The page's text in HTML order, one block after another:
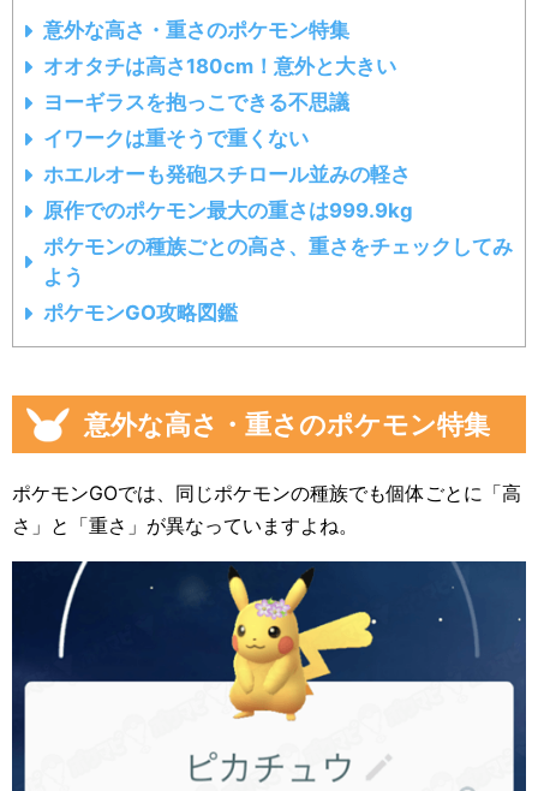
意外な高さ・重さのポケモン特集
オオタチは高さ180cm！意外と大きい
ヨーギラスを抱っこできる不思議
イワークは重そうで重くない
ホエルオーも発砲スチロール並みの軽さ
原作でのポケモン最大の重さは999.9kg
ポケモンの種族ごとの高さ、重さをチェックしてみ
よう
ポケモンGO攻略図鑑
意外な高さ・重さのポケモン特集
ポケモンGOでは、同じポケモンの種族でも個体ごとに「高
さ」と「重さ」が異なっていますよね。